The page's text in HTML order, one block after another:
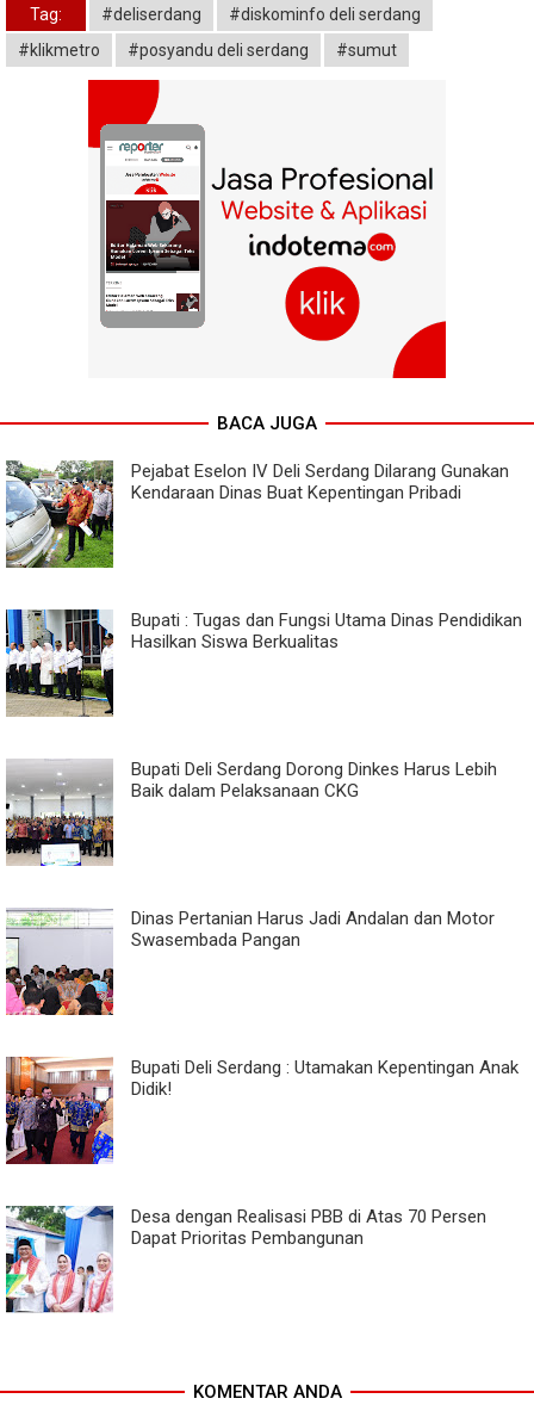
Tag: #deliserdang
#diskominfo deli serdang
#klikmetro
#posyandu deli serdang #sumut
BACA JUGA
Pejabat Eselon IV Deli Serdang Dilarang Gunakan
Kendaraan Dinas Buat Kepentingan Pribadi
Bupati : Tugas dan Fungsi Utama Dinas Pendidikan
Hasilkan Siswa Berkualitas
Bupati Deli Serdang Dorong Dinkes Harus Lebih
Baik dalam Pelaksanaan CKG
Dinas Pertanian Harus Jadi Andalan dan Motor
Swasembada Pangan
Bupati Deli Serdang : Utamakan Kepentingan Anak
Didik!
Desa dengan Realisasi PBB di Atas 70 Persen
Dapat Prioritas Pembangunan
KOMENTAR ANDA